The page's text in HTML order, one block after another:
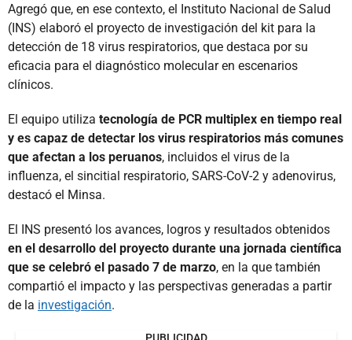
Agregó que, en ese contexto, el Instituto Nacional de Salud
(INS) elaboró el proyecto de investigación del kit para la
detección de 18 virus respiratorios, que destaca por su
eficacia para el diagnóstico molecular en escenarios
clínicos.
El equipo utiliza tecnología de PCR multiplex en tiempo real
y es capaz de detectar los virus respiratorios más comunes
que afectan a los peruanos, incluidos el virus de la
influenza, el sincitial respiratorio, SARS-CoV-2 y adenovirus,
destacó el Minsa.
El INS presentó los avances, logros y resultados obtenidos
en el desarrollo del proyecto durante una jornada científica
que se celebró el pasado 7 de marzo, en la que también
compartió el impacto y las perspectivas generadas a partir
de la investigación.
PUBLICIDAD